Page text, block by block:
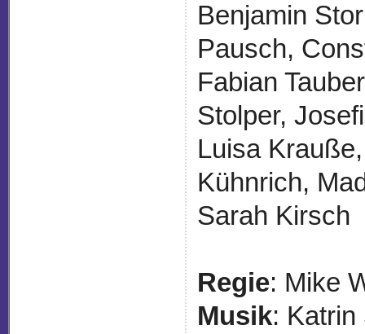
Benjamin
Pausch,
Fabian
Stolper,
Luisa
Kühnrich,
Sarah Kirsch
Regie: Mike
Musik: